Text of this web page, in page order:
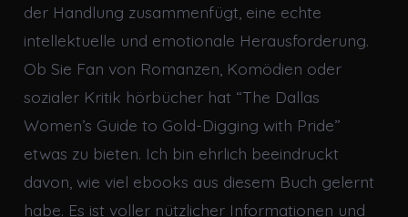
der Handlung zusammenfügt, eine echte
intellektuelle und emotionale Herausforderung.
Ob Sie Fan von Romanzen, Komödien oder
sozialer Kritik hörbücher hat “The Dallas
Women’s Guide to Gold-Digging with Pride”
etwas zu bieten. Ich bin ehrlich beeindruckt
davon, wie viel ebooks aus diesem Buch gelernt
habe. Es ist voller nützlicher Informationen und